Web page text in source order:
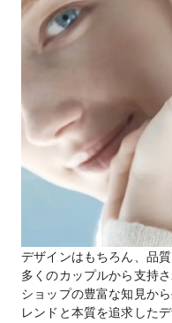
デザインはもちろん、品
多くのカップルから支持
ショップの豊富な知見か
レンドと本質を追求した